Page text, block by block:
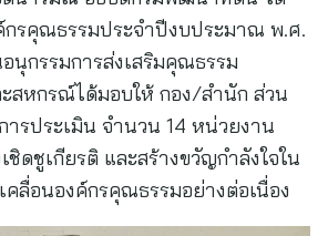
กรคุณธรรมประจำปีงบประมาณ พ.ศ.
นุกรรมการส่งเสริมคุณธรรม
ะสหกรณ์ได้มอบให้ กอง/สำนัก ส่วน
รประเมิน จำนวน 14 หน่วยงาน
ชิดชูเกียรติ และสร้างขวัญกำลังใจใน
คลื่อนองค์กรคุณธรรมอย่างต่อเนื่อง